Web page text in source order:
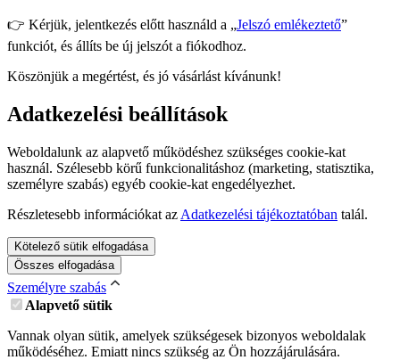
👉 Kérjük, jelentkezés előtt használd a „Jelszó emlékeztető”
funkciót, és állíts be új jelszót a fiókodhoz.
Köszönjük a megértést, és jó vásárlást kívánunk!
Adatkezelési beállítások
Weboldalunk az alapvető működéshez szükséges cookie-kat
használ. Szélesebb körű funkcionalitáshoz (marketing, statisztika,
személyre szabás) egyéb cookie-kat engedélyezhet.
Részletesebb információkat az Adatkezelési tájékoztatóban talál.
Kötelező sütik elfogadása
Összes elfogadása
Személyre szabás
Alapvető sütik
Vannak olyan sütik, amelyek szükségesek bizonyos weboldalak
működéséhez. Emiatt nincs szükség az Ön hozzájárulására.